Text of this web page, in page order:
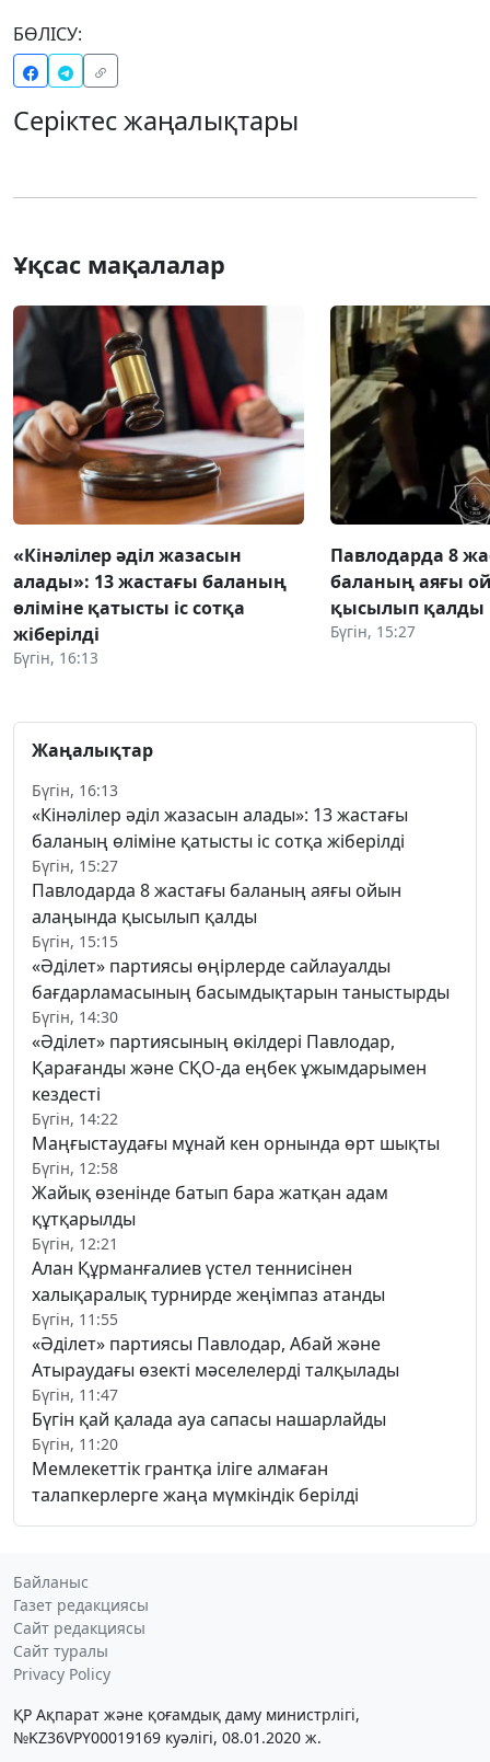
БӨЛІСУ:
Серіктес жаңалықтары
Ұқсас мақалалар
«Кінәлілер әділ жазасын
алады»: 13 жастағы баланың
өліміне қатысты іс сотқа
жіберілді
Бүгін, 16:13
Павлодарда 8
баланың аяғы
қысылып қалды
Бүгін, 15:27
Жаңалықтар
Бүгін, 16:13
«Кінәлілер әділ жазасын алады»: 13 жастағы
баланың өліміне қатысты іс сотқа жіберілді
Бүгін, 15:27
Павлодарда 8 жастағы баланың аяғы ойын
алаңында қысылып қалды
Бүгін, 15:15
«Әділет» партиясы өңірлерде сайлауалды
бағдарламасының басымдықтарын таныстырды
Бүгін, 14:30
«Әділет» партиясының өкілдері Павлодар,
Қарағанды және СҚО-да еңбек ұжымдарымен
кездесті
Бүгін, 14:22
Маңғыстаудағы мұнай кен орнында өрт шықты
Бүгін, 12:58
Жайық өзенінде батып бара жатқан адам
құтқарылды
Бүгін, 12:21
Алан Құрманғалиев үстел теннисінен
халықаралық турнирде жеңімпаз атанды
Бүгін, 11:55
«Әділет» партиясы Павлодар, Абай және
Атыраудағы өзекті мәселелерді талқылады
Бүгін, 11:47
Бүгін қай қалада ауа сапасы нашарлайды
Бүгін, 11:20
Мемлекеттік грантқа іліге алмаған
талапкерлерге жаңа мүмкіндік берілді
Байланыс
Газет редакциясы
Сайт редакциясы
Сайт туралы
Privacy Policy
ҚР Ақпарат және қоғамдық даму министрлігі,
№KZ36VPY00019169 куәлігі, 08.01.2020 ж.